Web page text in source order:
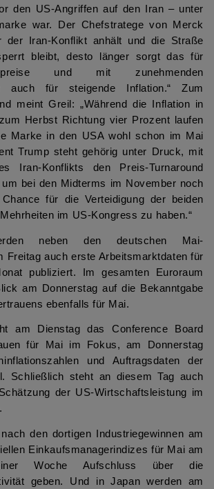
den US-Angriffen auf den Iran – unter
war. Der Chefstratege von Merck
der Iran-Konflikt anhält und die Straße
bleibt, desto länger sorgt das für
und mit zunehmenden
auch für steigende Inflation.“ Zum
meint Greil: „Während die Inflation in
Herbst Richtung vier Prozent laufen
Marke in den USA wohl schon im Mai
Trump steht gehörig unter Druck, mit
Iran-Konflikts den Preis-Turnaround
um bei den Midterms im November noch
für die Verteidigung der beiden
im US-Kongress zu haben.“
neben den deutschen Mai-
Freitag auch erste Arbeitsmarktdaten für
publiziert. Im gesamten Euroraum
am Donnerstag auf die Bekanntgabe
ebenfalls für Mai.
am Dienstag das Conference Board
für Mai im Fokus, am Donnerstag
und Auftragsdaten der
Schließlich steht an diesem Tag auch
der US-Wirtschaftsleistung im
den dortigen Industriegewinnen am
Einkaufsmanagerindizes für Mai am
Woche Aufschluss über die
geben. Und in Japan werden am